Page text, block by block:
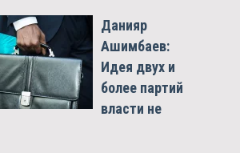
Данияр
Ашимбаев:
Идея двух и
более партий
власти не